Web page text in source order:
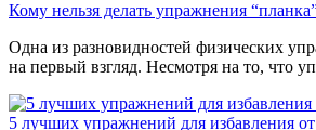
Кому нельзя делать упражнения
Одна из разновидностей физических
на первый взгляд. Несмотря на то, что
5 лучших упражнений для избавления